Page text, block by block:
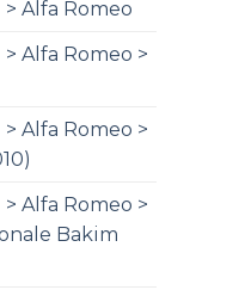
Alfa Romeo
Alfa Romeo >
Alfa Romeo >
Alfa Romeo >
Bakim